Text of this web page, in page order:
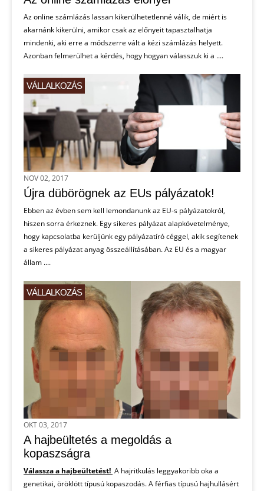
Az online számlázás lassan kikerülhetetlenné válik, de miért is
akarnánk kikerülni, amikor csak az előnyeit tapasztalhatja
mindenki, aki erre a módszerre vált a kézi számlázás helyett.
Azonban felmerülhet a kérdés, hogy hogyan válasszuk ki a ....
VÁLLALKOZÁS
NOV 02, 2017
Újra dübörögnek az EUs pályázatok!
Ebben az évben sem kell lemondanunk az EU-s pályázatokról,
hiszen sorra érkeznek. Egy sikeres pályázat alapkövetelménye,
hogy kapcsolatba kerüljünk egy pályázatíró céggel, akik segítenek
a sikeres pályázat anyag összeállításában. Az EU és a magyar
állam ....
VÁLLALKOZÁS
OKT 03, 2017
A hajbeültetés a megoldás a
kopaszságra
Válassza a hajbeültetést! A hajritkulás leggyakoribb oka a
genetikai, öröklött típusú kopaszodás. A férfias típusú hajhullásért